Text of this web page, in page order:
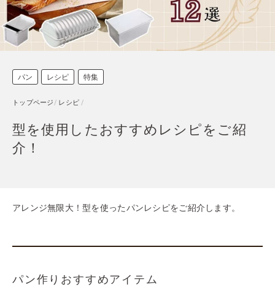
パン レシピ 特集
トップページ / レシピ /
型を使用したおすすめレシピをご紹
介！
アレンジ無限大！型を使ったパンレシピをご紹介します。
パン作りおすすめアイテム